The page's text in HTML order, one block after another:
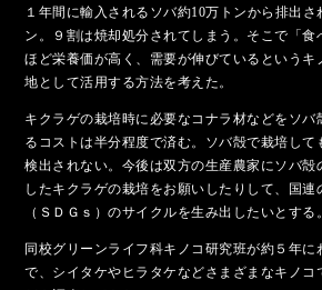
１年間に輸入されるソバ約10万トンから排出さ
ン。９割は焼却処分されてしまう。そこで「食
ほど栄養価が高く、需要が伸びているというキ
地として活用する方法を考えた。
キクラゲの栽培時に必要なコナラ材などをソ
るコストは半分程度で済む。ソバ殻で栽培して
検出されない。今後は双方の生産農家にソバ殻
したキクラゲの栽培をお願いしたりして、国連
（ＳＤＧｓ）のサイクルを生み出したいとする。
同校グリーンライフ科キノコ研究班が約５年に
で、シイタケやヒラタケなどさまざまなキノコ